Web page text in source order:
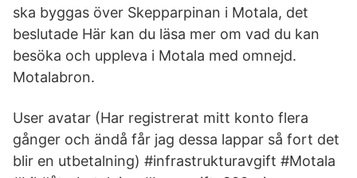
ska byggas över Skepparpinan i Motala, det
beslutade Här kan du läsa mer om vad du kan
besöka och uppleva i Motala med omnejd.
Motalabron.
User avatar (Har registrerat mitt konto flera
gånger och ändå får jag dessa lappar så fort det
blir en utbetalning) #infrastrukturavgift #Motala